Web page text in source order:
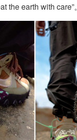
the earth with care”。